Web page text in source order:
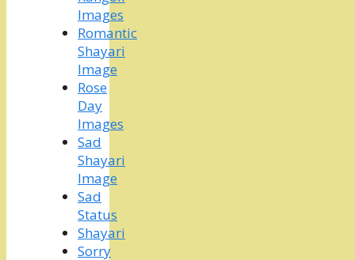
Images
Romantic
Shayari
Image
Rose
Day
Images
Sad
Shayari
Image
Sad
Status
Shayari
Sorry